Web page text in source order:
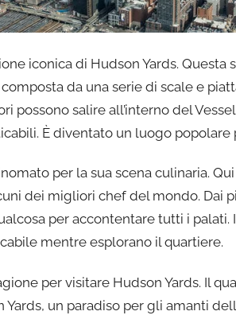
iconica di Hudson Yards.
da una serie di scale e
possono salire all’interno del
È diventato un luogo popolare
per la sua scena culinaria.
dei migliori chef del mondo. Dai
per accontentare tutti i palati.
mentre esplorano il quartiere.
per visitare Hudson Yards. Il
Yards, un paradiso per gli amanti